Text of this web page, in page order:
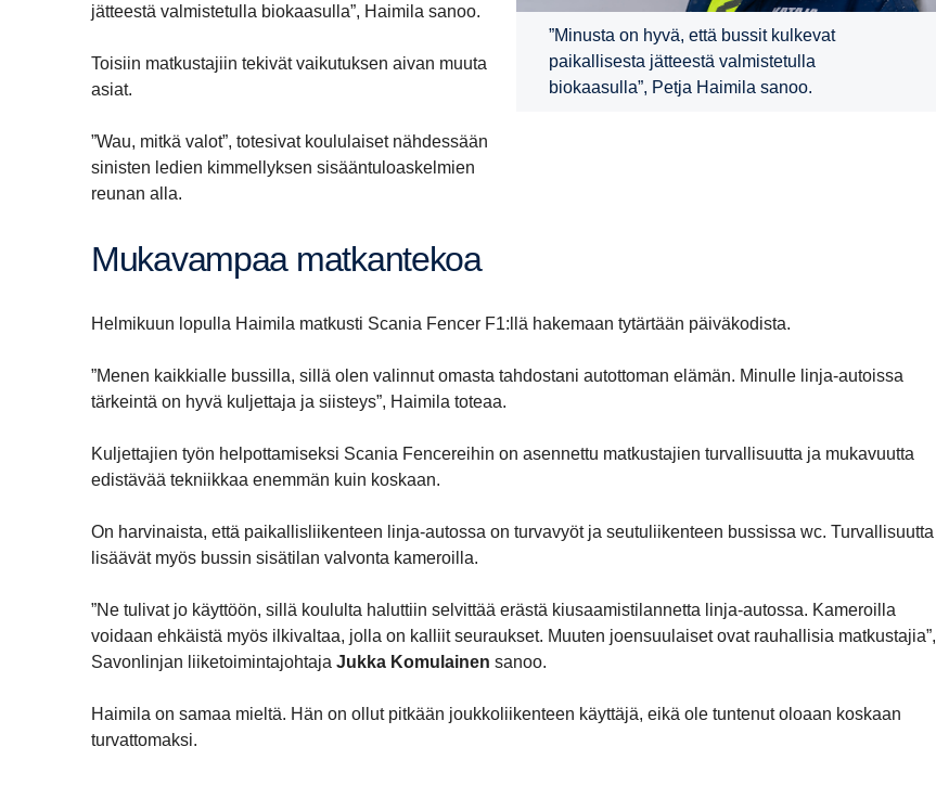
jätteestä valmistetulla biokaasulla”, Haimila sanoo.
Toisiin matkustajiin tekivät vaikutuksen aivan muuta
asiat.
”Wau, mitkä valot”, totesivat koululaiset nähdessään
sinisten ledien kimmellyksen sisääntuloaskelmien
reunan alla.
”Minusta on hyvä, että bussit kulkevat
paikallisesta jätteestä valmistetulla
biokaasulla”, Petja Haimila sanoo.
Mukavampaa matkan­tekoa
Helmikuun lopulla Haimila matkusti Scania Fencer F1:llä hakemaan tytärtään päiväkodista.
”Menen kaikkialle bussilla, sillä olen valinnut omasta tahdostani autottoman elämän. Minulle linja-autoissa
tärkeintä on hyvä kuljettaja ja siisteys”, Haimila toteaa.
Kuljettajien työn helpottamiseksi Scania Fencereihin on asennettu matkustajien turvallisuutta ja mukavuutta
edistävää tekniikkaa enemmän kuin koskaan.
On harvinaista, että paikallisliikenteen linja-autossa on turvavyöt ja seutuliikenteen bussissa wc. Turvallisuutta
lisäävät myös bussin sisätilan valvonta kameroilla.
”Ne tulivat jo käyttöön, sillä koululta haluttiin selvittää erästä kiusaamistilannetta linja-autossa. Kameroilla
voidaan ehkäistä myös ilkivaltaa, jolla on kalliit seuraukset. Muuten joensuulaiset ovat rauhallisia matkustajia”,
Savonlinjan liiketoimintajohtaja Jukka Komulainen sanoo.
Haimila on samaa mieltä. Hän on ollut pitkään joukkoliikenteen käyttäjä, eikä ole tuntenut oloaan koskaan
turvattomaksi.